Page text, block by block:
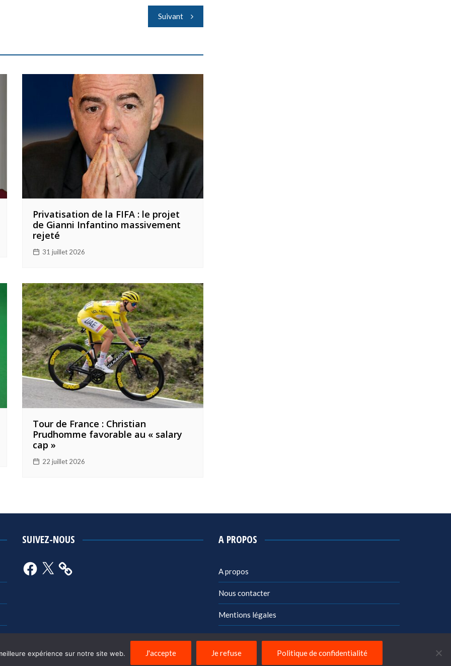
Suivant
Privatisation de la FIFA : le projet
de Gianni Infantino massivement
rejeté
31 juillet 2026
Tour de France : Christian
Prudhomme favorable au « salary
cap »
22 juillet 2026
SUIVEZ-NOUS
Facebook
X
A PROPOS
A propos
Nous contacter
Mentions légales
Politique de confidentialité
expérience sur notre site web. J'accepte Je refuse Politique de confidentialité